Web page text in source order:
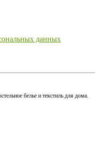
данных
белье и текстиль для дома.